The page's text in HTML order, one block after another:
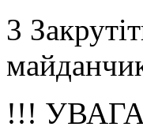
3
!!! УВАГА: